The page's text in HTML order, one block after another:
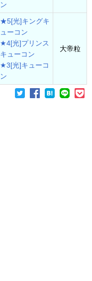
ン
★5[光]キングキ
ューコン
★4[光]プリンス
キューコン
★3[光]キューコ
ン
大帝粒